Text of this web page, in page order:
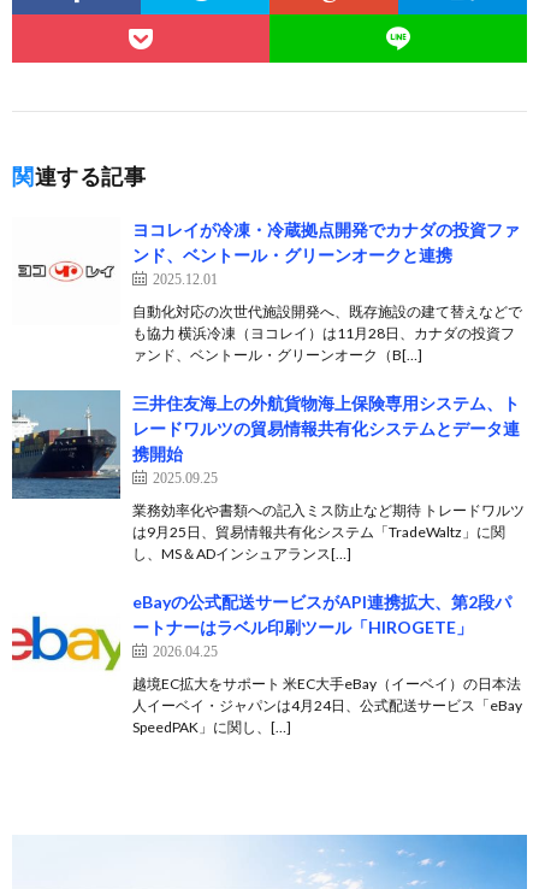
関連する記事
ヨコレイが冷凍・冷蔵拠点開発でカナダの投資ファ
ンド、ベントール・グリーンオークと連携
2025.12.01
自動化対応の次世代施設開発へ、既存施設の建て替えなどで
も協力 横浜冷凍（ヨコレイ）は11月28日、カナダの投資フ
ァンド、ベントール・グリーンオーク（B[…]
三井住友海上の外航貨物海上保険専用システム、ト
レードワルツの貿易情報共有化システムとデータ連
携開始
2025.09.25
業務効率化や書類への記入ミス防止など期待 トレードワルツ
は9月25日、貿易情報共有化システム「TradeWaltz」に関
し、MS＆ADインシュアランス[…]
eBayの公式配送サービスがAPI連携拡大、第2段パ
ートナーはラベル印刷ツール「HIROGETE」
2026.04.25
越境EC拡大をサポート 米EC大手eBay（イーベイ）の日本法
人イーベイ・ジャパンは4月24日、公式配送サービス「eBay
SpeedPAK」に関し、[…]